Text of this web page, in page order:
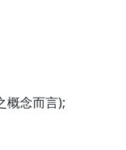
概念而言);